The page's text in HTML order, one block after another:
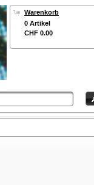
Warenkorb
0 Artikel
CHF 0.00